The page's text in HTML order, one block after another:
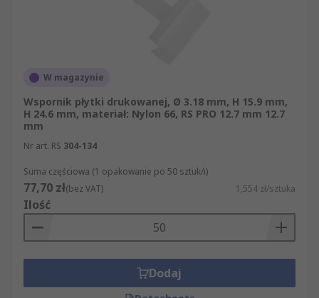
W magazynie
Wspornik płytki drukowanej, Ø 3.18 mm, H 15.9 mm,
H 24.6 mm, materiał: Nylon 66, RS PRO 12.7 mm 12.7
mm
Nr art. RS 304-134
Suma częściowa (1 opakowanie po 50 sztuk/i)
77,70 zł(bez VAT) 1,554 zł/sztuka
Ilość
Dodaj